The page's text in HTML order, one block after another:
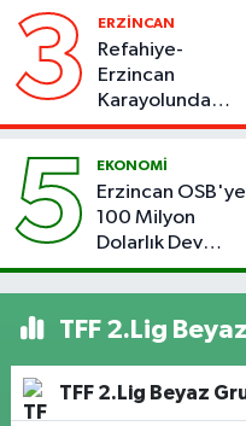
3 ERZİNCAN
Refahiye-
Erzincan
Karayolunda
Kaza: Otomobil
2 Kişi Yaralandı
5 EKONOMİ
Erzincan OSB'ye
100 Milyon
Dolarlık Dev
Yatırım: Bin
İstihdam
Hedefleniyor
TFF 2.Lig
TFF 2.Lig Beyaz